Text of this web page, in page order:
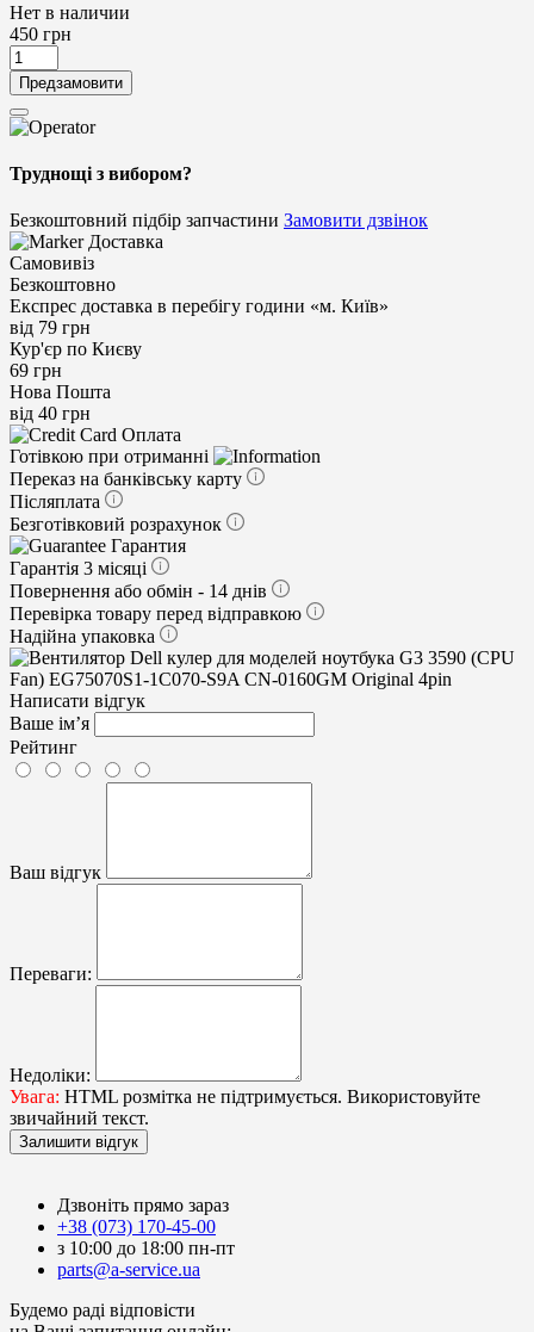
Нет в наличии
450 грн
Предзамовити
Труднощі з вибором?
Безкоштовний підбір запчастини Замовити дзвінок
Доставка
Самовивіз
Безкоштовно
Експрес доставка в перебігу години «м. Київ»
від 79 грн
Кур'єр по Києву
69 грн
Нова Пошта
від 40 грн
Оплата
Готівкою при отриманні
Переказ на банківську карту
Післяплата
Безготівковий розрахунок
Гарантия
Гарантія 3 місяці
Повернення або обмін - 14 днів
Перевірка товару перед відправкою
Надійна упаковка
Написати відгук
Ваше ім’я
Рейтинг
Ваш відгук
Переваги:
Недоліки:
Увага: HTML розмітка не підтримується. Використовуйте
звичайний текст.
Залишити відгук
Дзвоніть прямо зараз
+38 (073) 170-45-00
з 10:00 до 18:00 пн-пт
parts@a-service.ua
Будемо раді відповісти